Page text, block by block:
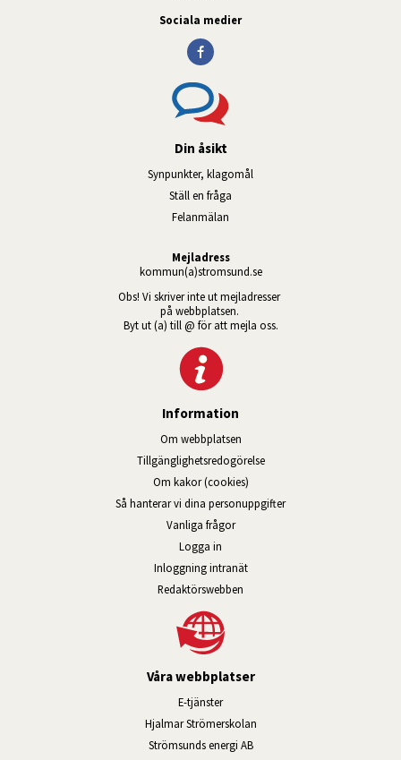
Sociala medier
Din åsikt
Synpunkter, klagomål
Ställ en fråga
Felanmälan
Mejladress
kommun(a)stromsund.se
Obs! Vi skriver inte ut mejladresser
på webbplatsen.
Byt ut (a) till @ för att mejla oss.
Information
Om webbplatsen
Tillgänglig­hets­redo­görelse
Om kakor (cookies)
Så hanterar vi dina personuppgifter
Vanliga frågor
Logga in
Inloggning intranätÖppnas i nytt fönster.
Redaktörswebben
Våra webbplatser
E-tjänsterLänk till annan webbplats, öppnas i
Hjalmar StrömerskolanLänk till annan webbplats,
Strömsunds energi ABLänk till annan webbplats,